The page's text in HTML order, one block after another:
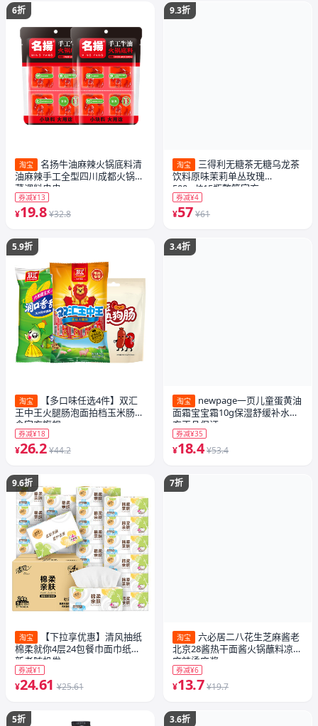
6折
淘宝
名扬牛油麻辣火锅底料清
油麻辣手工全型四川成都火锅冒
菜调料串串
券减¥13
¥19.8 ¥32.8
5.9折
淘宝
【多口味任选4件】双汇
王中王火腿肠泡面拍档玉米肠零
食官方旗舰
券减¥18
¥26.2 ¥44.2
9.6折
淘宝
【下拉享优惠】清风抽纸
棉柔就你4层24包餐巾面巾纸巾
新老随机发
券减¥1
¥24.61 ¥25.61
5折
9.3折
淘宝
三得利无糖茶无糖乌龙茶
饮料原味茉莉单丛玫瑰
500ml*15瓶整箱官方
券减¥4
¥57 ¥61
3.4折
淘宝
newpage一页儿童蛋黄油
面霜宝宝霜10g保湿舒缓补水官
方正品保证
券减¥35
¥18.4 ¥53.4
7折
淘宝
六必居二八花生芝麻酱老
北京28酱热干面酱火锅蘸料凉皮
麻辣烫麻酱
券减¥6
¥13.7 ¥19.7
3.6折